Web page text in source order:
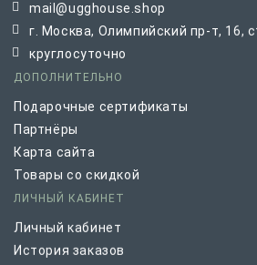
mail@ugghouse.shop
г. Москва, Олимпийский пр-т, 16,
круглосуточно
ДОПОЛНИТЕЛЬНО
Подарочные сертификаты
Партнёры
Карта сайта
Товары со скидкой
ЛИЧНЫЙ КАБИНЕТ
Личный кабинет
История заказов